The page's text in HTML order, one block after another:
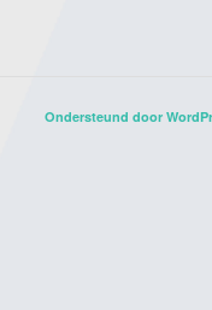
Ondersteund door